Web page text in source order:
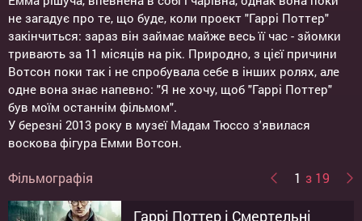
не загадує про те, що буде, коли проект "Гаррі Поттер"
закінчиться: зараз він займає майже весь її час - зйомки
тривають за 11 місяців на рік. Природно, з цієї причини
Вотсон поки так і не спробувала себе в інших ролях, але
одне вона знає напевно: "Я не хочу, щоб "Гаррі Поттер"
був моїм останнім фільмом".
У березні 2013 року в музеї Мадам Тюссо з'явилася
воскова фігура Емми Вотсон.
Фільмографія 1 з 19
Гаррі Поттер і Смертельні
Гаррі Поттер і Смертельні
Гаррі Поттер і Напівкровний
Гаррі Поттер і келих вогню
Гаррі Поттер і в'язень
Гаррі Поттер і таємна кімната
Гаррі Поттер і філософський
Гаррі Поттер і Орден Фенікса
Маленькі жінки
Сфера
Красуня і чудовисько
Колонія Дігнідад
Затемнення
Ной
Це кінець
Елітне суспільство
Труднощі бути ізгоєм
7 днів і ночей з Мерилін
Пригоди Десперо